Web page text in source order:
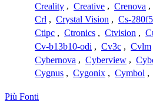
Creality , Creative , Crenova ,
Crl , Crystal Vision , Cs-
Ctipc , Ctronics , Ctvision ,
Cv-b13b10-odi , Cv3c , Cvlm
Cybernova , Cyberview ,
Cygnus , Cygonix , Cymbol ,
Più Fonti